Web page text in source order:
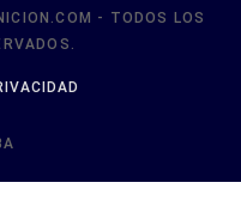
- TODOS LOS